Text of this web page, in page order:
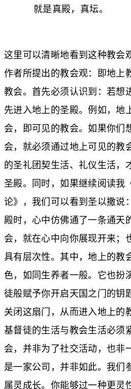
就是真殿，真坛。
这里可以清晰地看到这种教会
作者所提出的教会观：即地上
教会。首先必须认识到：若想
先进入地上的圣殿。例如，地
会，即可见的教会。如果你们
会，就必须通过地上可见的教
的圣礼团契生活、礼仪生活，
圣殿。同时，如果继续阅读我
论》
，我们可以看到圣以撒说
殿时，心中仿佛通了一条通天
会，就在心中向你展现开来；
具有层次性。其中，地上的教
色，如同生养者一般。它也扮
徒般赋予你开启天国之门的钥
关闭这扇门，从而进入地上的
基督徒的生活与教会生活必须
会，并非为了社交活动，也非
是一家公司，并非如此。我们
属灵成长。你能够过一种更灵